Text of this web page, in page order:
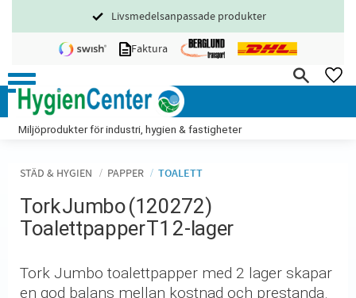
Meny
Livsmedelsanpassade produkter
Faktura
Miljöprodukter för industri, hygien & fastigheter
STÄD & HYGIEN PAPPER TOALETT
Tork Jumbo (120272)
Toalettpapper T1 2-lager
Tork Jumbo toalettpapper med 2 lager skapar
en god balans mellan kostnad och prestanda.